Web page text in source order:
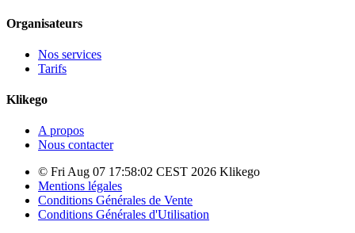
Organisateurs
Nos services
Tarifs
Klikego
A propos
Nous contacter
© Fri Aug 07 17:58:02 CEST 2026 Klikego
Mentions légales
Conditions Générales de Vente
Conditions Générales d'Utilisation